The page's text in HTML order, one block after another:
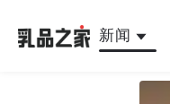
新闻